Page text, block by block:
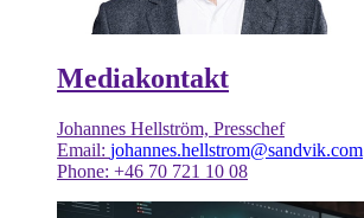
Mediakontakt
Johannes Hellström, Presschef
Email: johannes.hellstrom@sandvik.com
Phone: +46 70 721 10 08